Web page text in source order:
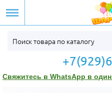
Свяжитесь в WhatsApp в один